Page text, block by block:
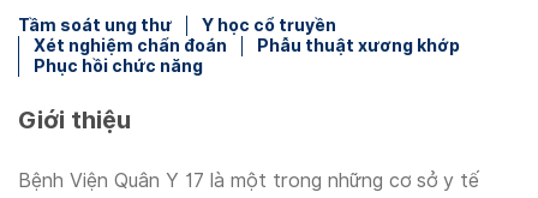
Tầm soát ung thư
Y học cổ truyền
Xét nghiệm chẩn đoán
Phẫu thuật xương khớp
Phục hồi chức năng
Giới thiệu
Bệnh Viện Quân Y 17 là một trong những cơ sở y tế